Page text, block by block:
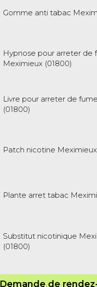
Gomme anti tabac
Hypnose pour arreter de
Meximieux (01800)
Livre pour arreter de
(01800)
Patch nicotine
Plante arret tabac
Substitut nicotinique
(01800)
Demande de